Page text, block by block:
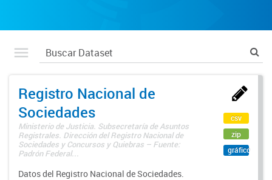
Registro Nacional de
Sociedades
Ministerio de Justicia. Subsecretaría de Asuntos
Registrales. Dirección del Registro Nacional de
Sociedades y Concursos y Quiebras – Fuente:
Padrón Federal...
Datos del Registro Nacional de Sociedades.
csv
zip
gráfico